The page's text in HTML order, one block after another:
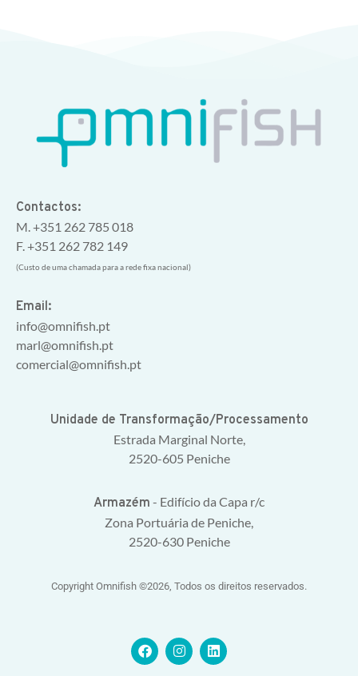
Contactos:
M. +351 262 785 018
F. +351 262 782 149
(Custo de uma chamada para a rede fixa nacional)
Email:
info@omnifish.pt
marl@omnifish.pt
comercial@omnifish.pt
Unidade de Transformação/Processamento
Estrada Marginal Norte,
2520-605 Peniche
Armazém - Edifício da Capa r/c
Zona Portuária de Peniche,
2520-630 Peniche
Copyright Omnifish ©2026, Todos os direitos reservados.